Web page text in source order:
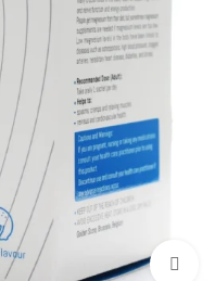
بزرگنمایی تصویر